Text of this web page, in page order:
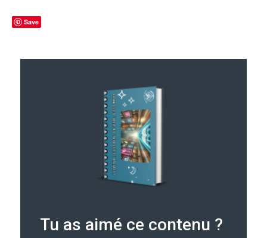
Save
Tu as aimé ce contenu ?